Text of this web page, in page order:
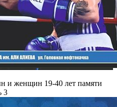
и женщин 19-40 лет памяти
3